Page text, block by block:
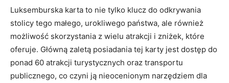
Luksemburska karta to ⁢nie tylko klucz do odkrywania
stolicy tego⁣ małego, ⁢urokliwego​ państwa, ale również
możliwość skorzystania z wielu atrakcji⁤ i zniżek, które
oferuje. ‍Główną zaletą posiadania tej karty⁣ jest dostęp do
ponad 60 atrakcji turystycznych oraz transportu
publicznego, co czyni ⁤ją ​nieocenionym narzędziem dla